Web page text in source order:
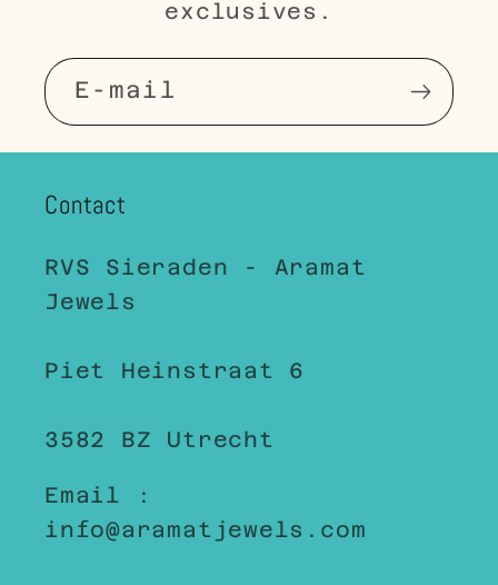
exclusives.
E-mail
Contact
RVS Sieraden - Aramat
Jewels
Piet Heinstraat 6
3582 BZ Utrecht
Email :
info@aramatjewels.com